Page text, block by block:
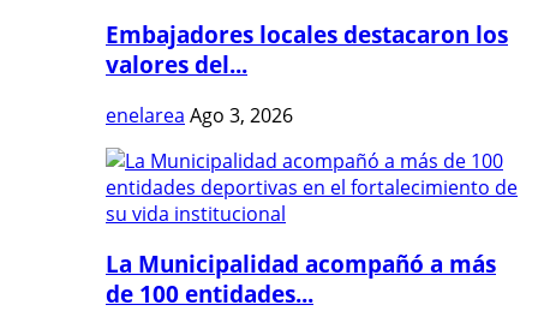
Embajadores locales destacaron los
valores del...
enelarea Ago 3, 2026
La Municipalidad acompañó a más
de 100 entidades...